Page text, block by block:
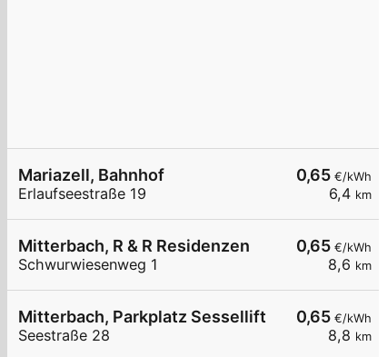
0,65€/kWh
6,4 km
Mariazell, Bahnhof
Erlaufseestraße 19
0,65€/kWh
8,6 km
Mitterbach, R & R Residenzen
Schwurwiesenweg 1
0,65€/kWh
8,8 km
Mitterbach, Parkplatz Sessellift
Seestraße 28